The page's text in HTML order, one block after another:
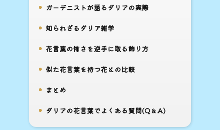
7.ガーデニストが語るダリアの実際
8.
知られざるダリア雑学
9.花言葉の怖さを逆手に取る飾り方
10.
似た花言葉を持つ花との比較
11.
まとめ
12.
ダリアの花言葉でよくある質問(Q＆A)